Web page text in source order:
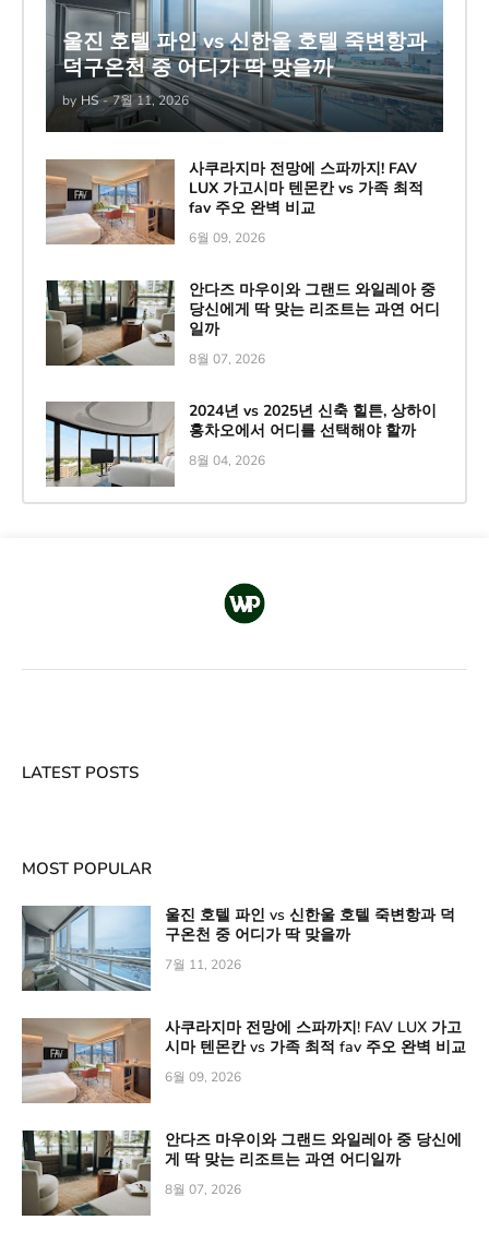
울진 호텔 파인 vs 신한울 호텔 죽변항과
덕구온천 중 어디가 딱 맞을까
by HS - 7월 11, 2026
사쿠라지마 전망에 스파까지! FAV
LUX 가고시마 텐몬칸 vs 가족 최적
fav 주오 완벽 비교
6월 09, 2026
안다즈 마우이와 그랜드 와일레아 중
당신에게 딱 맞는 리조트는 과연 어디
일까
8월 07, 2026
2024년 vs 2025년 신축 힐튼, 상하이
홍차오에서 어디를 선택해야 할까
8월 04, 2026
LATEST POSTS
MOST POPULAR
울진 호텔 파인 vs 신한울 호텔 죽변항과 덕
구온천 중 어디가 딱 맞을까
7월 11, 2026
사쿠라지마 전망에 스파까지! FAV LUX 가고
시마 텐몬칸 vs 가족 최적 fav 주오 완벽 비교
6월 09, 2026
안다즈 마우이와 그랜드 와일레아 중 당신에
게 딱 맞는 리조트는 과연 어디일까
8월 07, 2026